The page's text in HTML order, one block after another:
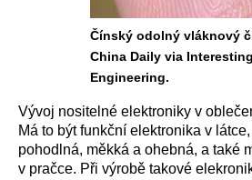
Čínský odolný vláknový
China Daily via Interesting
Engineering.
Vývoj nositelné elektroniky v
Má to být funkční elektronika v
pohodlná, měkká a ohebná, a také
v pračce. Při výrobě takové